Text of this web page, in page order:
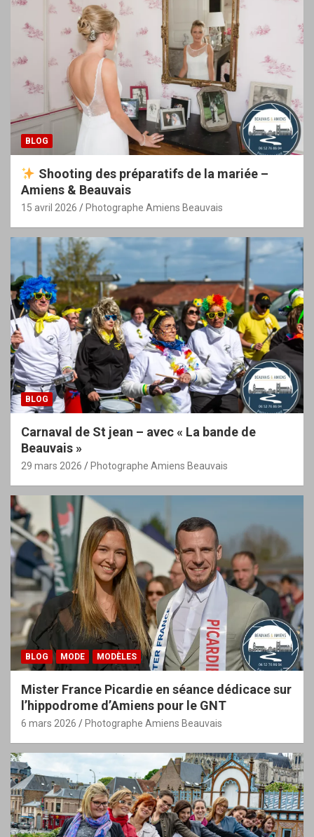
BLOG
Shooting des préparatifs de la mariée –
Amiens & Beauvais
15 avril 2026 Photographe Amiens Beauvais
BLOG
Carnaval de St jean – avec « La bande de
Beauvais »
29 mars 2026 Photographe Amiens Beauvais
BLOG MODE MODÈLES
Mister France Picardie en séance dédicace sur
l’hippodrome d’Amiens pour le GNT
6 mars 2026 Photographe Amiens Beauvais